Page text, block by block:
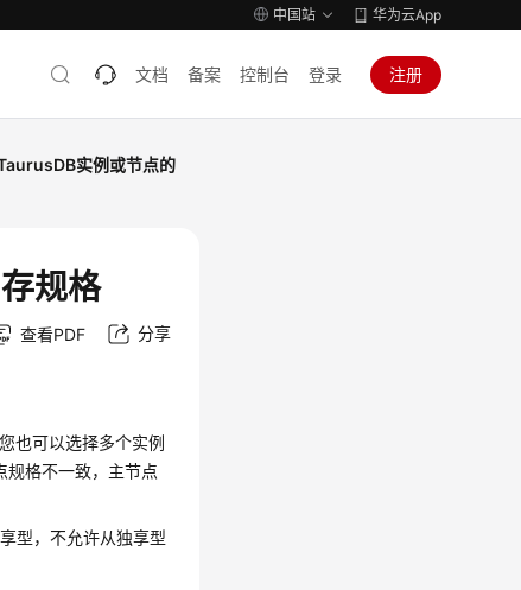
中国站 华为云App
文档 备案 控制台 登录 注册
实例或节点的
规格
查看PDF 分享
也可以选择多个实例
规格不一致，主节点
型，不允许从独享型